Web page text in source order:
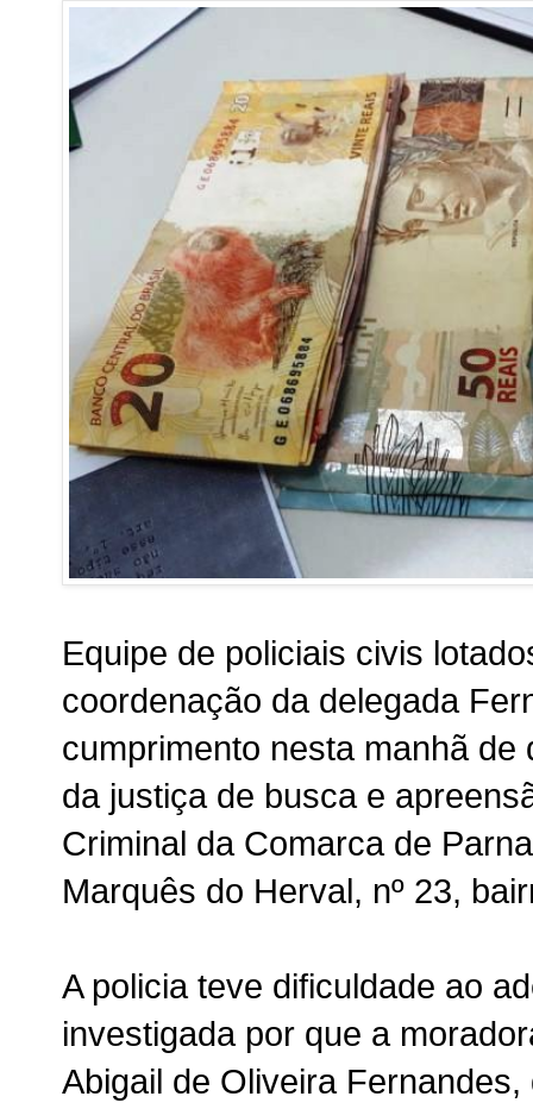
Equipe de policiais civis
coordenação da delegada
cumprimento nesta manhã
da justiça de busca e
Criminal da Comarca de
Marquês do Herval, nº 23,
A policia teve dificuldade ao
investigada por que a
Abigail de Oliveira